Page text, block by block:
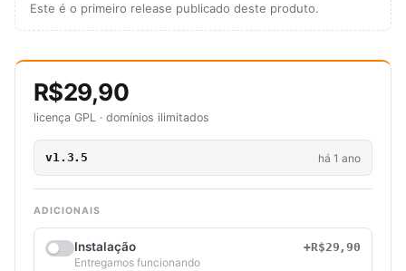
Este é o primeiro release publicado deste produto.
R$29,90
licença GPL · domínios ilimitados
v1.3.5 há 1 ano
ADICIONAIS
Instalação
+R$29,90
Entregamos funcionando